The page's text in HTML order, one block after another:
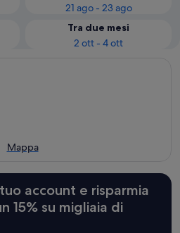
21 ago - 23 ago
Tra due mesi
2 ott - 4 ott
Mappa
account e risparmia
15% su migliaia di